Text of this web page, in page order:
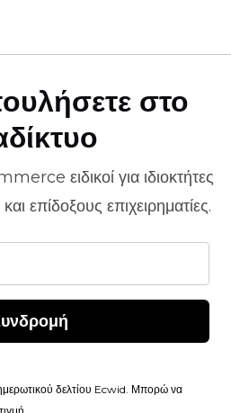
στο
ειδικοί για ιδιοκτήτες
επίδοξους επιχειρηματίες.
δελτίου Ecwid. Μπορώ να